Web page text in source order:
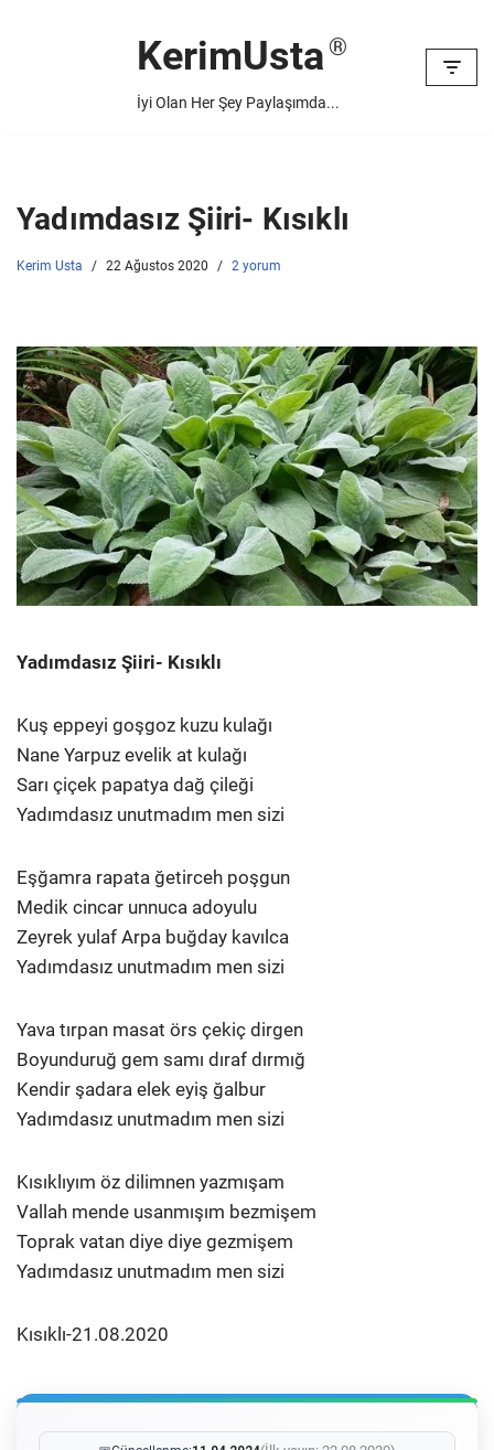
KerimUsta
İyi Olan Her Şey Paylaşımda...
Yadımdasız Şiiri- Kısıklı
Kerim Usta 22 Ağustos 2020 2 yorum
Yadımdasız Şiiri- Kısıklı
Kuş eppeyi goşgoz kuzu kulağı
Nane Yarpuz evelik at kulağı
Sarı çiçek papatya dağ çileği
Yadımdasız unutmadım men sizi
Eşğamra rapata ğetirceh poşgun
Medik cincar unnuca adoyulu
Zeyrek yulaf Arpa buğday kavılca
Yadımdasız unutmadım men sizi
Yava tırpan masat örs çekiç dirgen
Boyunduruğ gem samı dıraf dırmığ
Kendir şadara elek eyiş ğalbur
Yadımdasız unutmadım men sizi
Kısıklıyım öz dilimnen yazmışam
Vallah mende usanmışım bezmişem
Toprak vatan diye diye gezmişem
Yadımdasız unutmadım men sizi
Kısıklı-21.08.2020